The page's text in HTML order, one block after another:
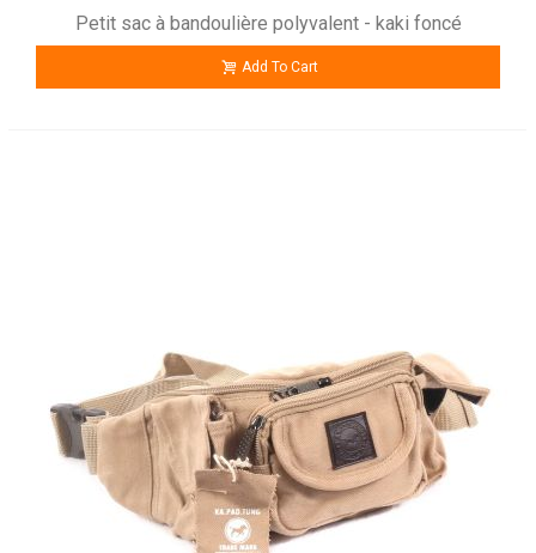
Petit sac à bandoulière polyvalent - kaki foncé
Add To Cart